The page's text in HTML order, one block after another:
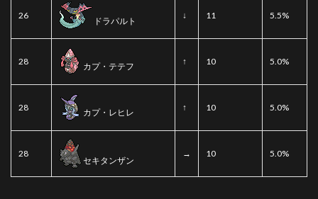
26
ドラパルト
↓ 11 5.5%
28 カプ・テテフ ↑ 10 5.0%
28 カプ・レヒレ ↑ 10 5.0%
28
セキタンザン
→ 10 5.0%